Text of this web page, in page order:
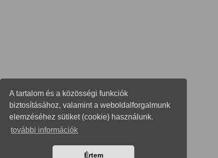
A tartalom és a közösségi funkciók
biztosításához, valamint a weboldalforgalmunk
elemzéséhez sütiket (cookie) használunk.
további információk
Értem